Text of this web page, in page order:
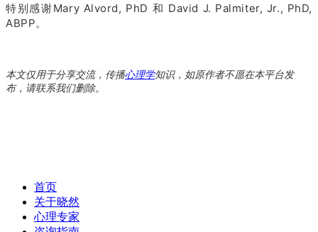
特别感谢Mary Alvord, PhD 和 David J. Palmiter, Jr., PhD,
ABPP。
本文仅用于分享交流，传播心理学知识，如原作者不愿在本平台发
布，请联系我们删除。
首页
关于晓然
心理专家